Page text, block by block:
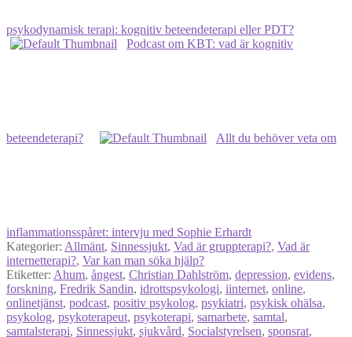
psykodynamisk terapi: kognitiv beteendeterapi eller PDT?
Podcast om KBT: vad är kognitiv
beteendeterapi? Allt du behöver veta om
inflammationsspåret: intervju med Sophie Erhardt
Kategorier: Allmänt, Sinnessjukt, Vad är gruppterapi?, Vad är
internetterapi?, Var kan man söka hjälp?
Etiketter: Ahum, ångest, Christian Dahlström, depression, evidens,
forskning, Fredrik Sandin, idrottspsykologi, iinternet, online,
onlinetjänst, podcast, positiv psykolog, psykiatri, psykisk ohälsa,
psykolog, psykoterapeut, psykoterapi, samarbete, samtal,
samtalsterapi, Sinnessjukt, sjukvård, Socialstyrelsen, sponsrat,